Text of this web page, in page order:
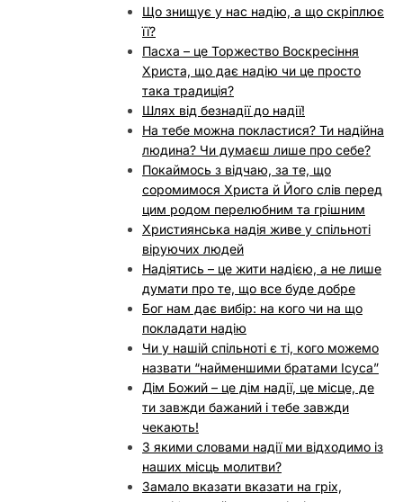
Що знищує у нас надію, а що скріплює
її?
Пасха – це Торжество Воскресіння
Христа, що дає надію чи це просто
така традиція?
Шлях від безнадії до надії!
На тебе можна покластися? Ти надійна
людина? Чи думаєш лише про себе?
Покаймось з відчаю, за те, що
соромимося Христа й Його слів перед
цим родом перелюбним та грішним
Християнська надія живе у спільноті
віруючих людей
Надіятись – це жити надією, а не лише
думати про те, що все буде добре
Бог нам дає вибір: на кого чи на що
покладати надію
Чи у нашій спільноті є ті, кого можемо
назвати “найменшими братами Ісуса”
Дім Божий – це дім надії, це місце, де
ти завжди бажаний і тебе завжди
чекають!
З якими словами надії ми відходимо із
наших місць молитви?
Замало вказати вказати на гріх,